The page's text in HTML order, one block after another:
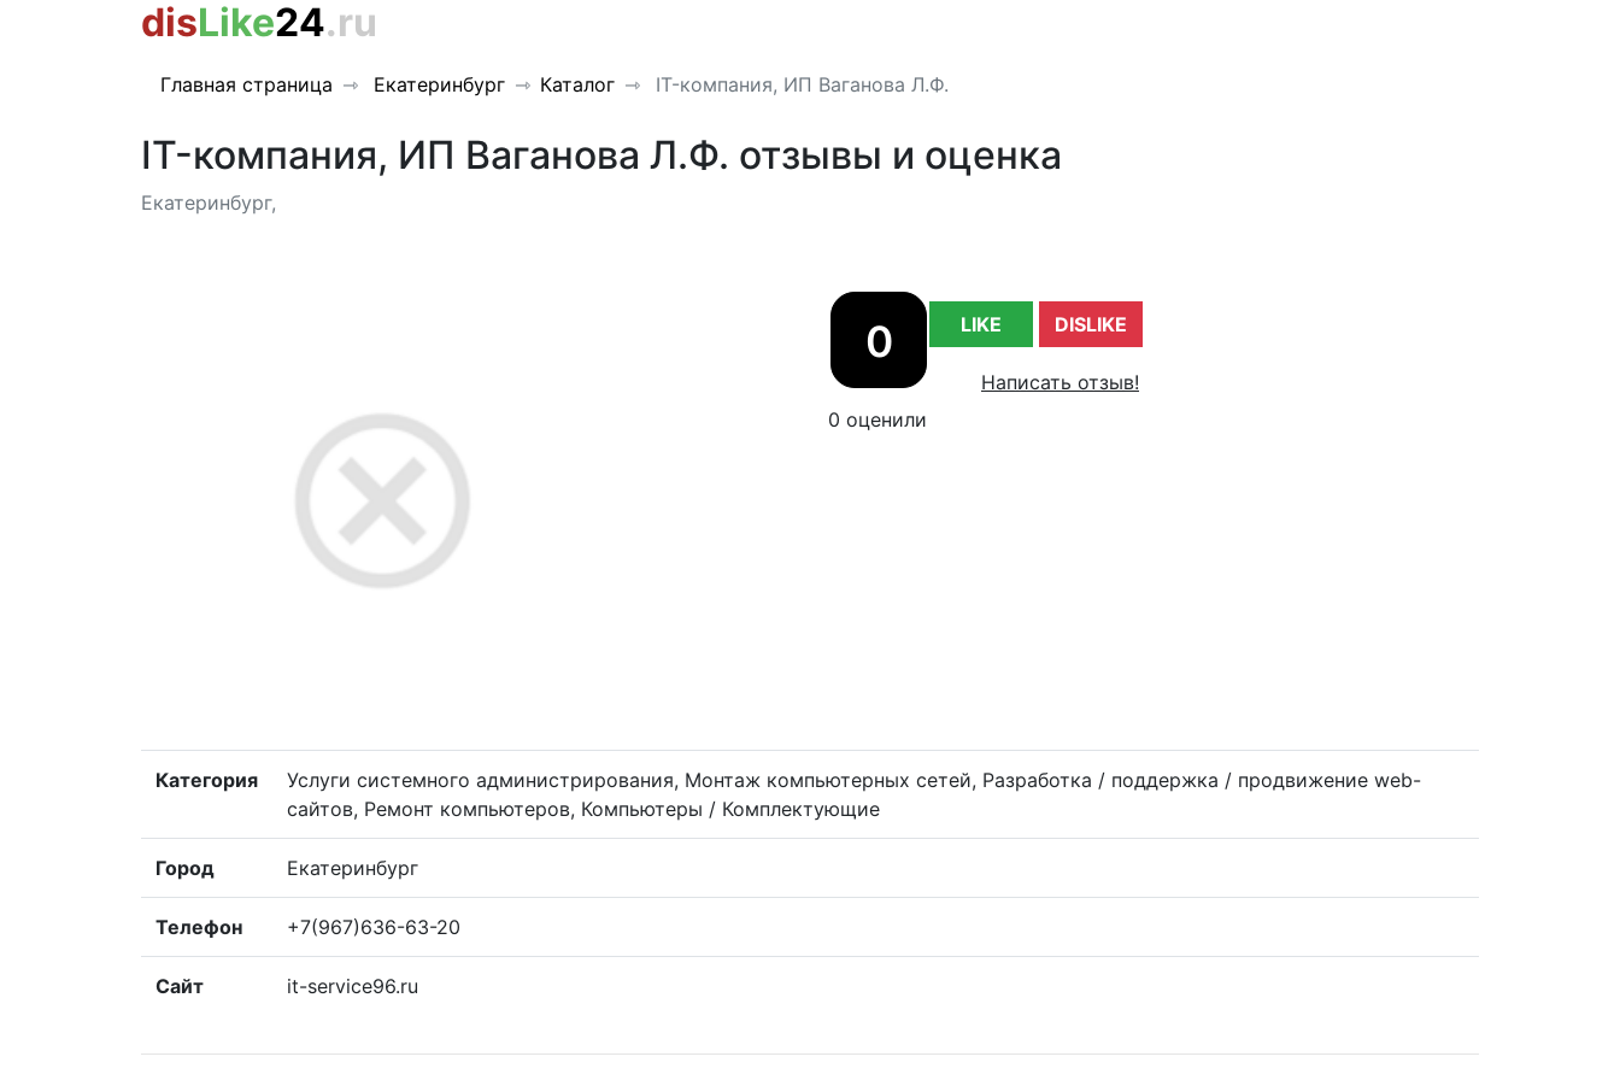
disLike24.ru
Главная страница Екатеринбург Каталог IT-компания, ИП Ваганова Л.Ф.
IT-компания, ИП Ваганова Л.Ф. отзывы и оценка
Екатеринбург,
0 LIKE DISLIKE
Написать отзыв!
0 оценили
Категория
Услуги системного администрирования, Монтаж компьютерных сетей, Разработка / поддержка / продвижение web-
сайтов, Ремонт компьютеров, Компьютеры / Комплектующие
Город Екатеринбург
Телефон +7(967)636-63-20
Сайт it-service96.ru